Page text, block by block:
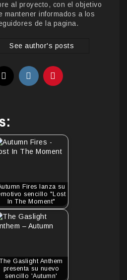
al proyecto, con el objetivo
mantener informados a los
de la pagina.
See author's posts
Fires lanza su
sencillo "Lost
In The Moment"
The Gaslight Anthem
presenta su nuevo
sencillo 'Autumn'